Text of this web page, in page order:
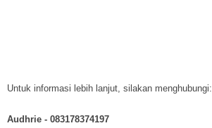
Untuk informasi lebih lanjut, silakan menghubungi:
Audhrie - 083178374197